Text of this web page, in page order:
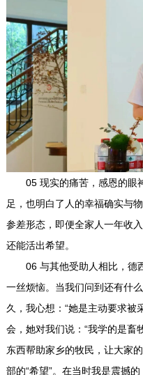
05 现实的痛苦，感恩的眼
足，也明白了人的幸福确实与
参差形态，即便全家人一年收
还能活出希望。
06 与其他受助人相比，德西
一丝烦恼。当我们问到还有什
久，我心想：“她是主动要求被
会，她对我们说：“我学的是畜
东西帮助家乡的牧民，让大家
部的“希望”。在当时我是震撼